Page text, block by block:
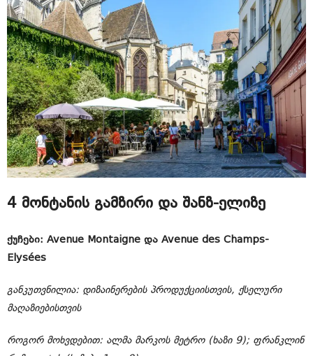
4 მონტანის გამზირი და შანზ-ელიზე
ქუჩები: Avenue Montaigne და Avenue des Champs-
Elysées
განკუთვნილია: დიზაინერების პროდუქციისთვის, ქსელური
მაღაზიებისთვის
როგორ მოხვდებით: ალმა მარკოს მეტრო (ხაზი 9); ფრანკლინ